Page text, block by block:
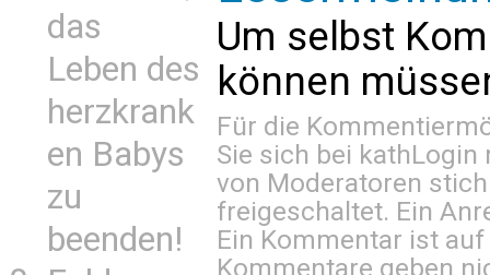
das
Leben des
herzkrank
en Babys
zu
beenden!
Um selbst
können
Für die
Sie sich bei kathLogin
von Moderatoren
freigeschaltet. Ein
Ein Kommentar ist
Kommentare geben